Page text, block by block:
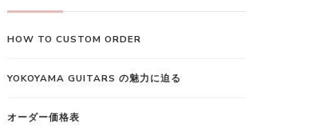
す
?
HOW TO CUSTOM ORDER
YOKOYAMA GUITARS の魅力に迫る
オーダー価格表